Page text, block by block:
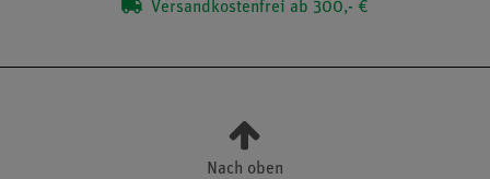
Versandkostenfrei ab 300,- €
Nach oben